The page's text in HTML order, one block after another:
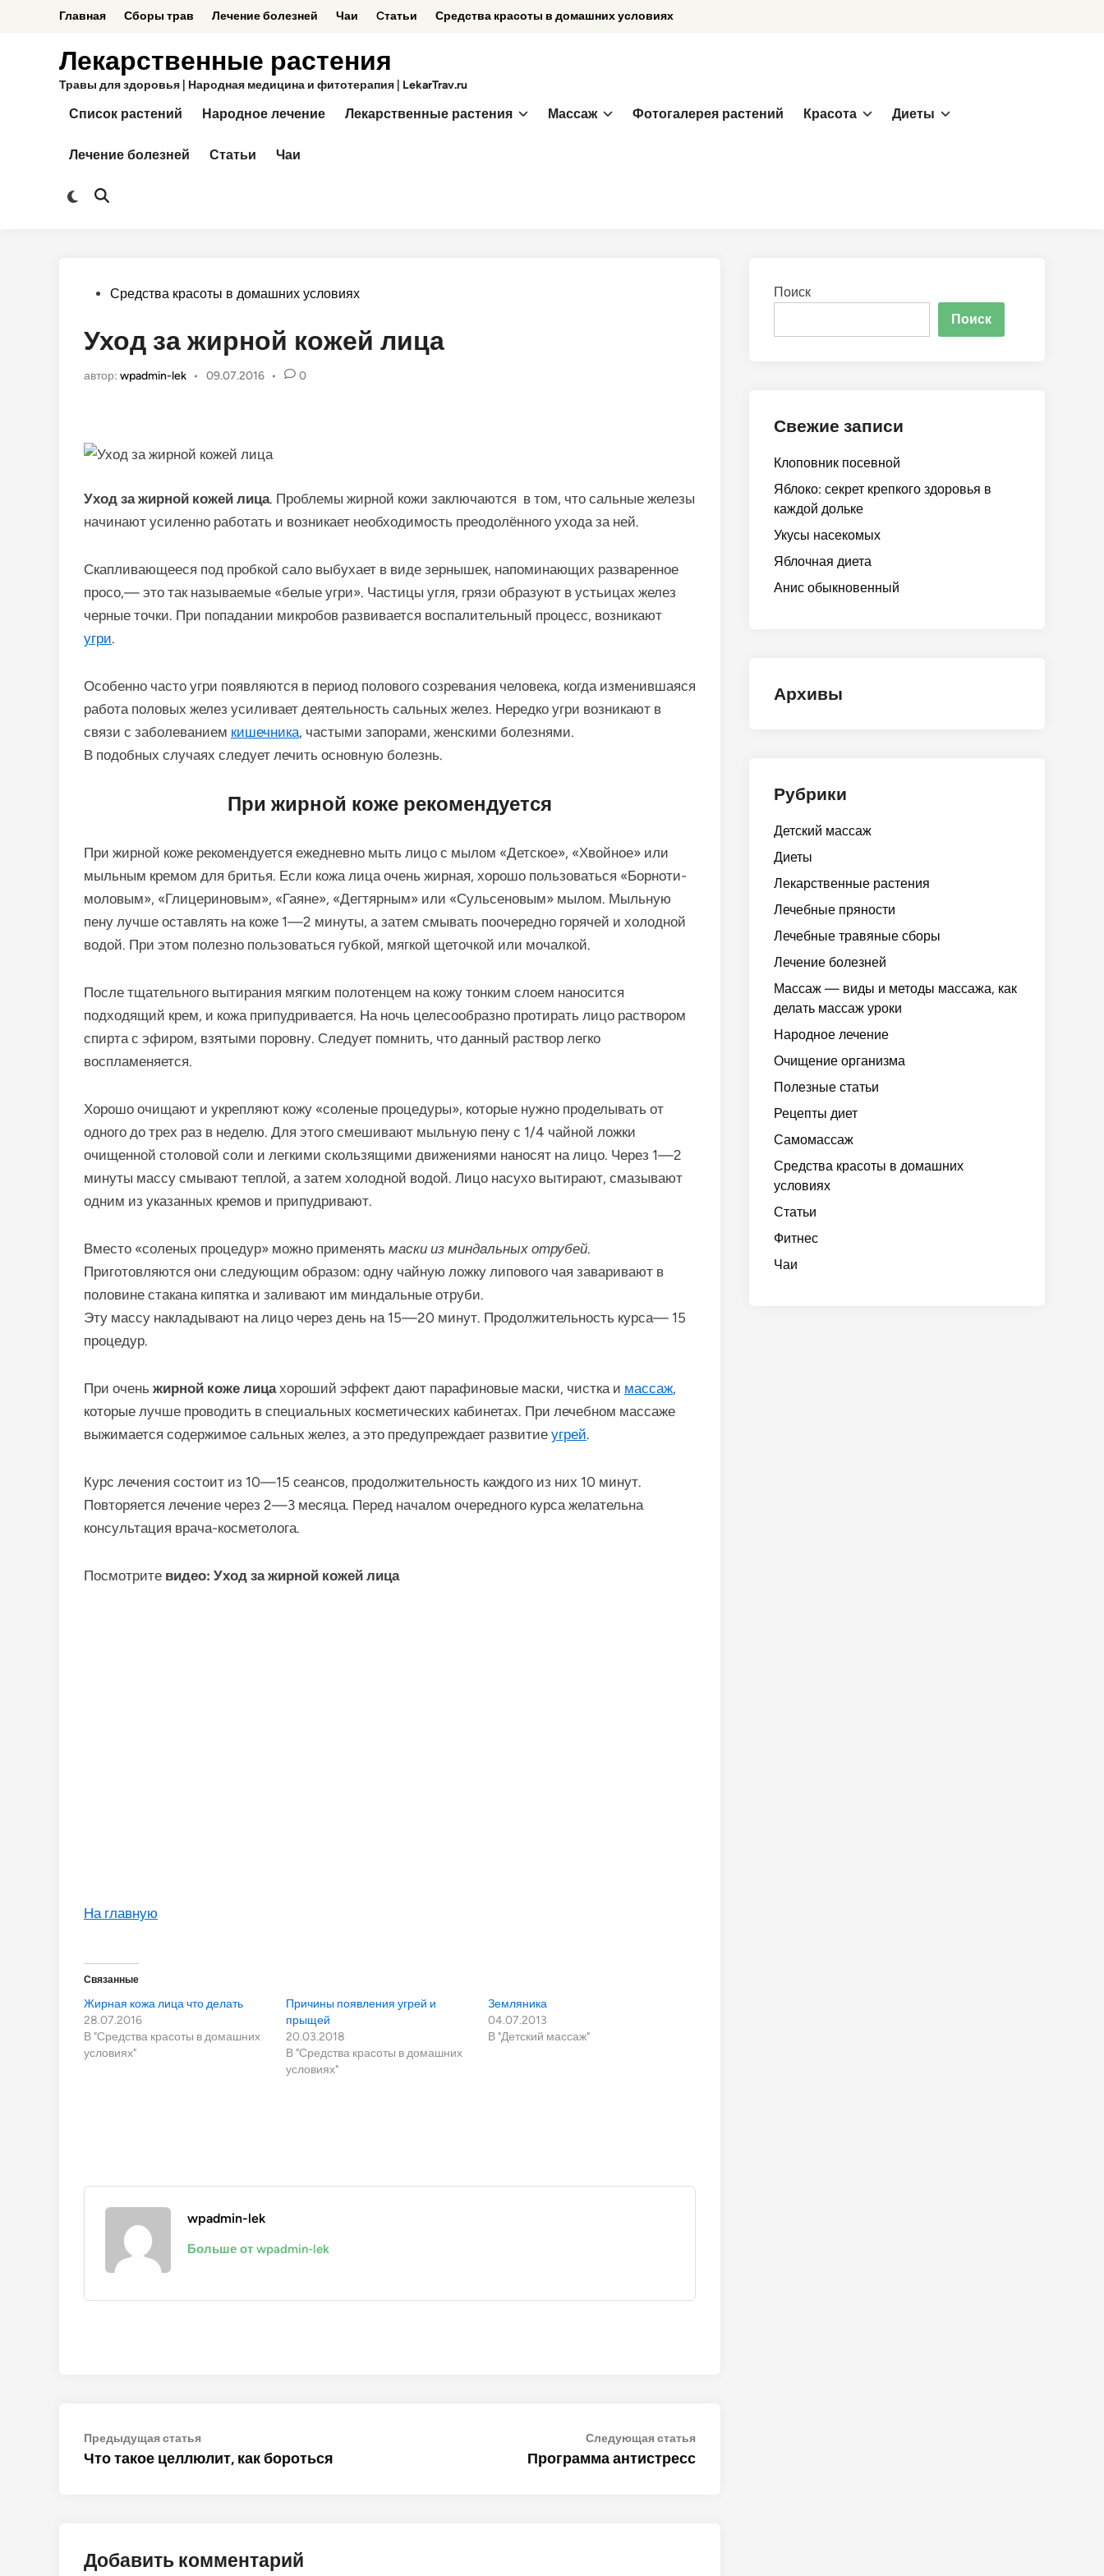
содержимому
Главная Сборы трав Лечение болезней Чаи Cтатьи Средства красоты в домашних условиях
Лекарственные растения
Травы для здоровья | Народная медицина и фитотерапия | LekarTrav.ru
Список растений Народное лечение Лекарственные растения Массаж Фотогалерея растений Красота Диеты
Лечение болезней Статьи Чаи
Переключить
Открыть
Опубликовано
Средства красоты в домашних условиях
Уход за жирной кожей лица
автор: wpadmin-lek • 09.07.2016 • 0
Уход за жирной кожей лица. Проблемы жирной кожи заключаются в том, что сальные железы
начинают усиленно работать и возникает необходимость преодолённого ухода за ней.
Скапливающееся под пробкой сало выбухает в виде зернышек, напоминающих разваренное
просо,— это так называемые «белые угри». Частицы угля, грязи образуют в устьицах желез
черные точки. При попадании микробов развивается воспалительный процесс, возникают
угри.
Особенно часто угри появляются в период полового созревания человека, когда изменившаяся
работа половых желез усиливает деятельность сальных желез. Нередко угри возникают в
связи с заболеванием кишечника, частыми запорами, женскими болезнями.
В подобных случаях следует лечить основную болезнь.
При жирной коже рекомендуется
При жирной коже рекомендуется ежедневно мыть лицо с мылом «Детское», «Хвойное» или
мыльным кремом для бритья. Если кожа лица очень жирная, хорошо пользоваться «Борноти-
моловым», «Глицериновым», «Гаяне», «Дегтярным» или «Сульсеновым» мылом. Мыльную
пену лучше оставлять на коже 1—2 минуты, а затем смывать поочередно горячей и холодной
водой. При этом полезно пользоваться губкой, мягкой щеточкой или мочалкой.
После тщательного вытирания мягким полотенцем на кожу тонким слоем наносится
подходящий крем, и кожа припудривается. На ночь целесообразно протирать лицо раствором
спирта с эфиром, взятыми поровну. Следует помнить, что данный раствор легко
воспламеняется.
Хорошо очищают и укрепляют кожу «соленые процедуры», которые нужно проделывать от
одного до трех раз в неделю. Для этого смешивают мыльную пену с 1/4 чайной ложки
очищенной столовой соли и легкими скользящими движениями наносят на лицо. Через 1—2
минуты массу смывают теплой, а затем холодной водой. Лицо насухо вытирают, смазывают
одним из указанных кремов и припудривают.
Вместо «соленых процедур» можно применять маски из миндальных отрубей.
Приготовляются они следующим образом: одну чайную ложку липового чая заваривают в
половине стакана кипятка и заливают им миндальные отруби.
Эту массу накладывают на лицо через день на 15—20 минут. Продолжительность курса— 15
процедур.
При очень жирной коже лицахороший эффект дают парафиновые маски, чистка и массаж,
которые лучше проводить в специальных косметических кабинетах. При лечебном массаже
выжимается содержимое сальных желез, а это предупреждает развитие угрей.
Курс лечения состоит из 10—15 сеансов, продолжительность каждого из них 10 минут.
Повторяется лечение через 2—3 месяца. Перед началом очередного курса желательна
консультация врача-косметолога.
Посмотрите видео: Уход за жирной кожей лица
На главную
Связанные
Жирная кожа лица что делать
28.07.2016
В "Средства красоты в домашних
условиях"
Причины появления угрей и
прыщей
20.03.2018
В "Средства красоты в домашних
условиях"
Земляника
04.07.2013
В "Детский массаж"
wpadmin-lek
Больше от wpadmin-lek
Навигация
по
Предыдущая статьяПредыдущая
статья:
Что такое целлюлит, как бороться
Следующая статьяСледующая
статья:
Программа антистресс
Добавить комментарий
Поиск
Поиск
Свежие записи
Клоповник посевной
Яблоко: секрет крепкого здоровья в
каждой дольке
Укусы насекомых
Яблочная диета
Анис обыкновенный
Архивы
Рубрики
Детский массаж
Диеты
Лекарственные растения
Лечебные пряности
Лечебные травяные сборы
Лечение болезней
Массаж — виды и методы массажа, как
делать массаж уроки
Народное лечение
Очищение организма
Полезные статьи
Рецепты диет
Самомассаж
Средства красоты в домашних
условиях
Статьи
Фитнес
Чаи